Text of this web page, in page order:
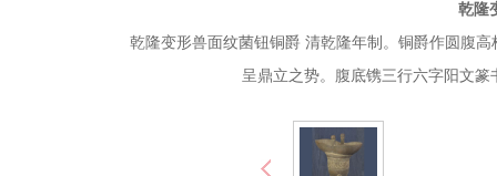
乾隆
乾隆变形兽面纹菌钮铜爵 清乾隆年制。铜爵作圆腹
呈鼎立之势。腹底镌三行六字阳文